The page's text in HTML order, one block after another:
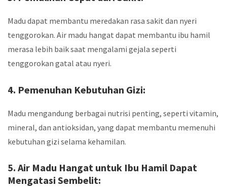
Madu dapat membantu meredakan rasa sakit dan nyeri
tenggorokan. Air madu hangat dapat membantu ibu hamil
merasa lebih baik saat mengalami gejala seperti
tenggorokan gatal atau nyeri.
4. Pemenuhan Kebutuhan Gizi:
Madu mengandung berbagai nutrisi penting, seperti vitamin,
mineral, dan antioksidan, yang dapat membantu memenuhi
kebutuhan gizi selama kehamilan.
5. Air Madu Hangat untuk Ibu Hamil Dapat
Mengatasi Sembelit: